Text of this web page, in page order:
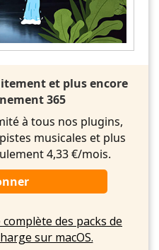
et plus encore
365
à tous nos plugins,
musicales et plus
4,33 €/mois.
des packs de
sur macOS.